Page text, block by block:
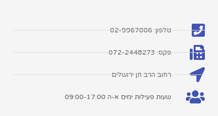
טלפון: 02-9967006
פקס: 072-2448273
רחוב הרב חן ירושלים
שעות פעילות ימים א-ה 09:00-17:00